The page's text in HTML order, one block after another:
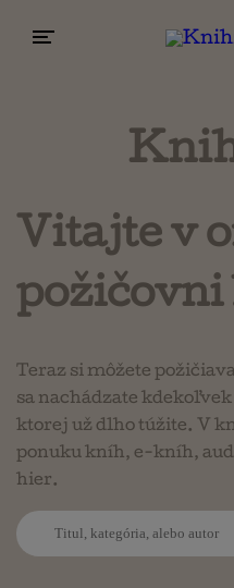
Náboženstvo a
Vitajte v
Teraz si môžete
sa nachádzate
ktorej už dlho túžite. V
ponuku kníh, e-kníh,
hier.